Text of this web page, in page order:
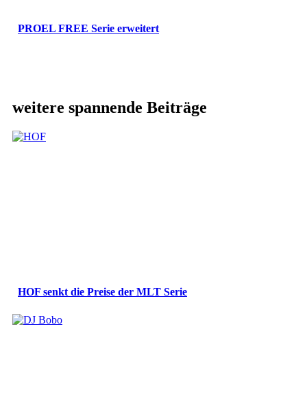
PROEL FREE Serie erweitert
weitere spannende Beiträge
HOF senkt die Preise der MLT Serie